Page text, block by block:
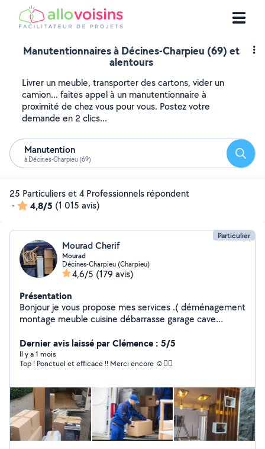
Manutentionnaires à Décines-Charpieu (69) et
alentours
Livrer un meuble, transporter des cartons, vider un
camion... faites appel à un manutentionnaire à
proximité de chez vous pour vous. Postez votre
demande en 2 clics...
Manutention
à Décines-Charpieu (69)
25 Particuliers et 4 Professionnels répondent
-
4,8/5 (1 015 avis)
Particulier
Mourad Cherif
Mourad
Décines-Charpieu (Charpieu)
4,6/5 (179 avis)
Présentation
Bonjour je vous propose mes services .( déménagement
montage meuble cuisine débarrasse garage cave
24/24 h vous pouvez me joindre à n'importe quel
moment.
Dernier avis laissé par Clémence : 5/5
Il y a 1 mois
Top ! Ponctuel et efficace !! Merci encore ☺️👍🏻